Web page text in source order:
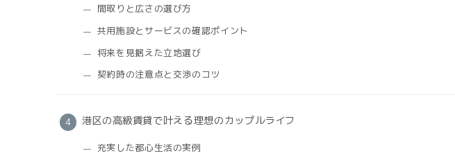
間取りと広さの選び方
共用施設とサービスの確認ポイント
将来を見据えた立地選び
契約時の注意点と交渉のコツ
港区の高級賃貸で叶える理想のカップルライフ
充実した都心生活の実例